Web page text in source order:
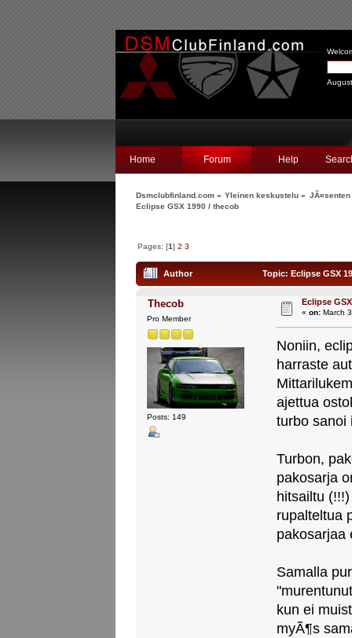
Home Forum Help
Dsmclubfinland.com» Yleinen keskustelu » JÃ¤senten
Eclipse GSX 1990 / thecob
Pages: [1]2 3
Author Topic: Eclipse GSX
Thecob
Pro Member
Posts: 149
Eclipse
« on:March
Noniin,
harraste
ajettua
turbo
Turbon,
pakosarja
hitsailtu
rupalteltua
pakosarjaa
Samalla
kun ei
myÃ¶s